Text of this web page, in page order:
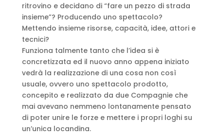
ritrovino e decidano di “fare un pezzo di strada
insieme”? Producendo uno spettacolo?
Mettendo insieme risorse, capacità, idee, attori e
tecnici?
Funziona talmente tanto che l’idea si è
concretizzata ed il nuovo anno appena iniziato
vedrà la realizzazione di una cosa non così
usuale, ovvero uno spettacolo prodotto,
concepito e realizzato da due Compagnie che
mai avevano nemmeno lontanamente pensato
di poter unire le forze e mettere i propri loghi su
un’unica locandina.